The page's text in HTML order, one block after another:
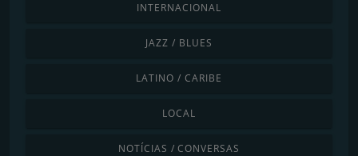
INTERNACIONAL
JAZZ / BLUES
LATINO / CARIBE
LOCAL
NOTÍCIAS / CONVERSAS